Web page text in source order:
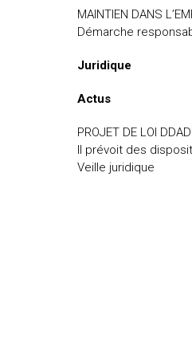
MAINTIEN DANS
Démarche
Juridique
Actus
PROJET DE LOI
Il prévoit des
Veille juridique